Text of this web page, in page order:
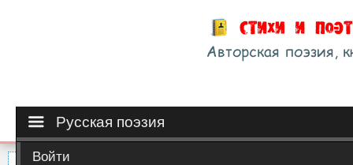
Русская поэзия
Войти